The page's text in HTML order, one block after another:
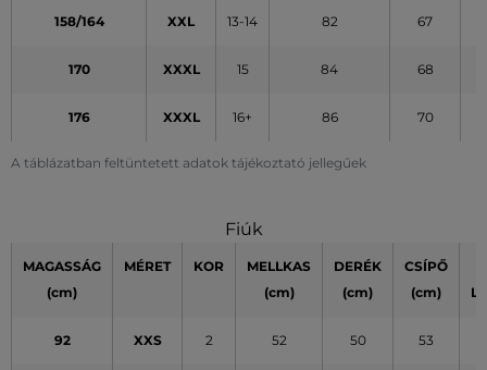
A táblázatban feltüntetett adatok tájékoztató jellegűek
158/164 XXL 13-14 82 67
170 XXXL 15 84 68
176 XXXL 16+ 86 70
Fiúk
MAGASSÁG
(cm)
MÉRET KOR
MELLKAS
(cm)
DERÉK
(cm)
CSÍPŐ
(cm)
92 XXS 2 52 50 53